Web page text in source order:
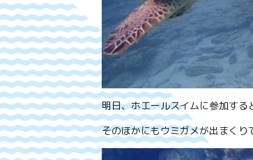
明日、ホエールスイムに参加す
そのほかにもウミガメが出まくり